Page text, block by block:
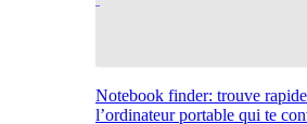
Notebook finder: trouve
l’ordinateur portable qui te